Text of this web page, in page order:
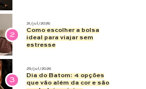
2
31/jul/2026
Como escolher a bolsa
ideal para viajar sem
estresse
3
29/jul/2026
Dia do Batom: 4 opções
que vão além da cor e são